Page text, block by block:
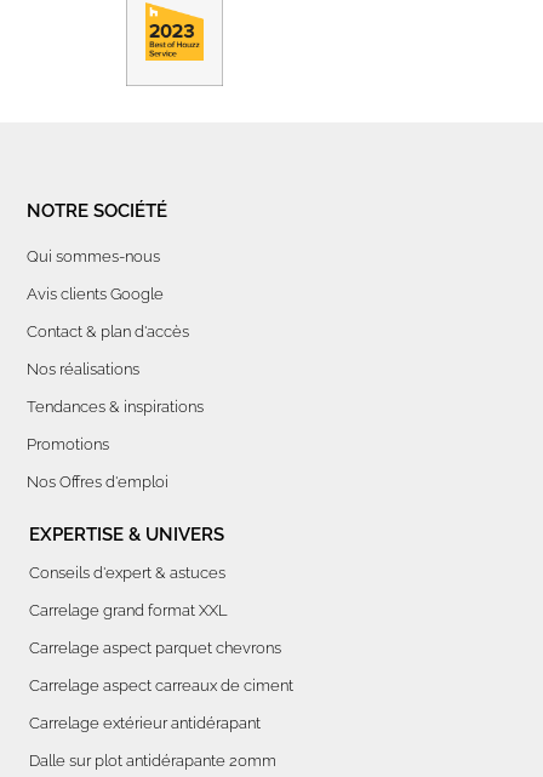
NOTRE SOCIÉTÉ
Qui sommes-nous
Avis clients Google
Contact & plan d'accès
Nos réalisations
Tendances & inspirations
Promotions
Nos Offres d'emploi
EXPERTISE & UNIVERS
Conseils d'expert & astuces
Carrelage grand format XXL
Carrelage aspect parquet chevrons
Carrelage aspect carreaux de ciment
Carrelage extérieur antidérapant
Dalle sur plot antidérapante 20mm